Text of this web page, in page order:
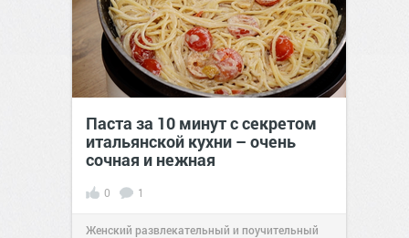
Паста за 10 минут с секретом
итальянской кухни – очень
сочная и нежная
0 1
Женский развлекательный и поучительный